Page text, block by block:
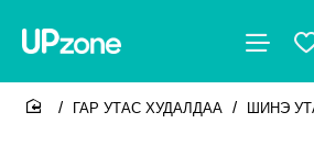
ГАР УТАС ХУДАЛДАА ШИНЭ